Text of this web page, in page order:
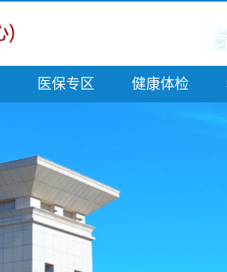
医保专区 健康体检